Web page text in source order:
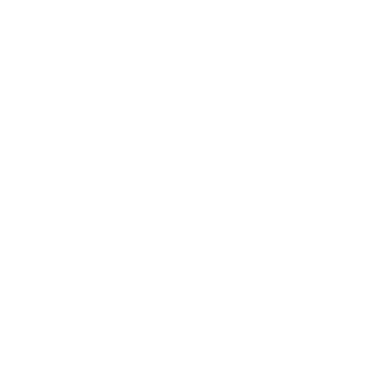
地在草食性恐龙的窝里出生，并得到了食草性
外回到过去，得以领略父亲年轻时制霸网球场的英